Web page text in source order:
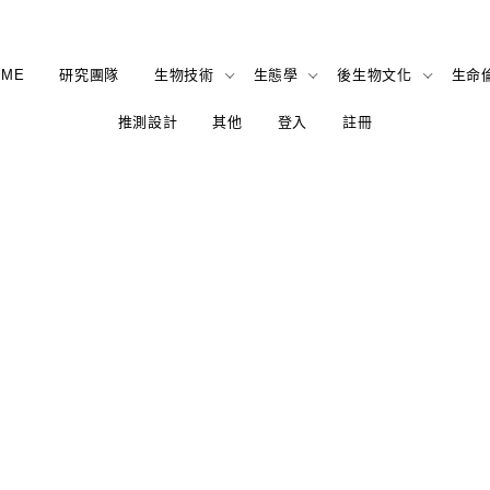
研究團隊 生物技術 生態學 後生物文化 生命
推測設計 其他 登入 註冊